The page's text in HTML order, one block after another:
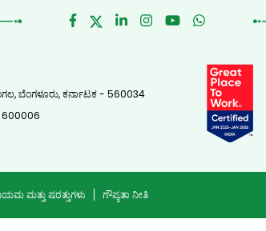
ಬೆಂಗಳೂರು, ಕರ್ನಾಟಕ - 560034
600006
ಮತ್ತು ಷರತ್ತುಗಳು ಗೌಪ್ಯತಾ ನೀತಿ